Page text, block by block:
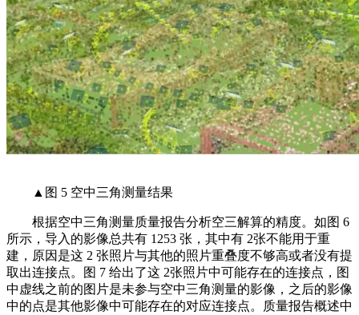
▲图 5 空中三角测量结果
根据空中三角测量质量报告分析空三解算的精度。如图 6
所示，导入的影像总共有 1253 张，其中有 2张不能用于重
建，原因是这 2 张照片与其他的照片重叠度不够高或者没有提
取出连接点。图 7 给出了这 2张照片中可能存在的连接点，图
中虚线之前的图片是未参与空中三角测量的影像，之后的影像
中的点是其他影像中可能存在的对应连接点。质量报告概述中